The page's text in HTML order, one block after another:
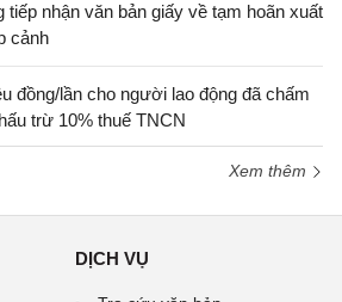
tiếp nhận văn bản giấy về tạm hoãn xuất
cảnh
đồng/lần cho người lao động đã chấm
trừ 10% thuế TNCN
Xem thêm
DỊCH VỤ